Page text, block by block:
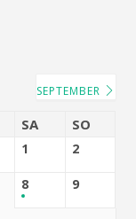
SEPTEMBER
SA SO
1 2
8 9